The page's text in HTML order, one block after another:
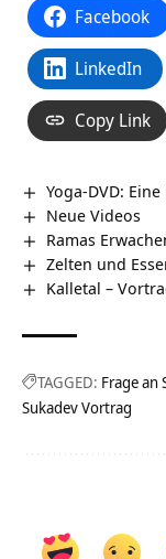
Facebook
LinkedIn
Copy Link
Yoga-DVD:
Neue Videos
Ramas
Zelten und
Kalletal‏‎ –
TAGGED: Frage an
Sukadev Vortrag